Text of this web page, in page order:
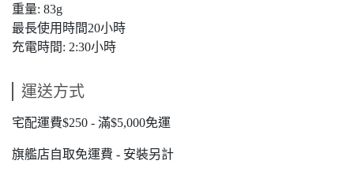
重量: 83g
最長使用時間20小時
充電時間: 2:30小時
運送方式
宅配運費$250 - 滿$5,000免運
旗艦店自取免運費 - 安裝另計